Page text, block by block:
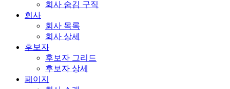
회사 숨김 구직
회사
회사 목록
회사 상세
후보자
후보자 그리드
후보자 상세
페이지